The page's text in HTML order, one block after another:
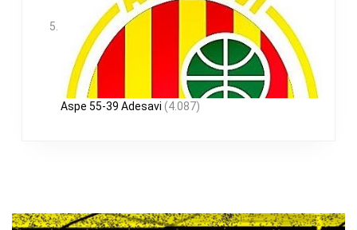
Aspe 55-39 Adesavi (4.087)